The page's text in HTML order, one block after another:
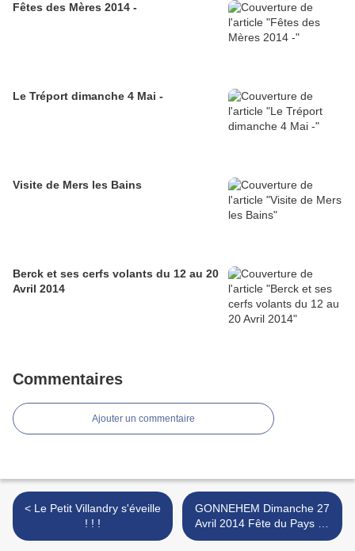
Fêtes des Mères 2014 -
Le Tréport dimanche 4 Mai -
Visite de Mers les Bains
Berck et ses cerfs volants du 12 au 20
Avril 2014
Commentaires
Ajouter un commentaire
< Le Petit Villandry s'éveille
! ! !
GONNEHEM Dimanche 27
Avril 2014 Fête du Pays de
la Lys Romane >